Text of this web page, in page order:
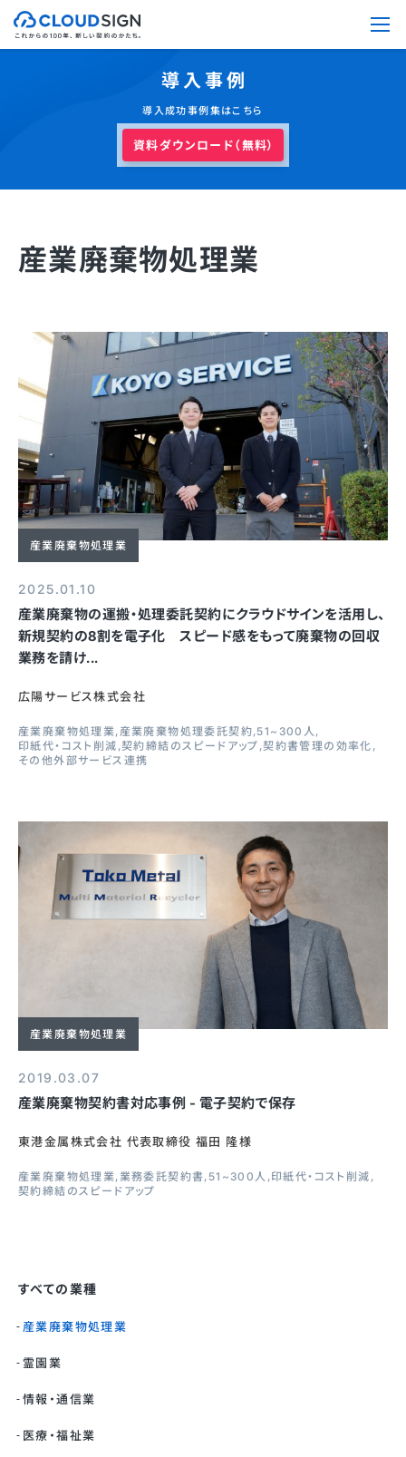
導入事例
導入成功事例集はこちら
資料ダウンロード（無料）
産業廃棄物処理業
産業廃棄物処理業
2025.01.10
産業廃棄物の運搬・処理委託契約にクラウドサインを活用し、
新規契約の8割を電子化 スピード感をもって廃棄物の回収
業務を請け...
広陽サービス株式会社
産業廃棄物処理業 産業廃棄物処理委託契約 51~300人
印紙代・コスト削減 契約締結のスピードアップ 契約書管理の効率化
その他外部サービス連携
産業廃棄物処理業
2019.03.07
産業廃棄物契約書対応事例 - 電子契約で保存
東港金属株式会社 代表取締役 福田 隆様
産業廃棄物処理業 業務委託契約書 51~300人 印紙代・コスト削減
契約締結のスピードアップ
すべての業種
産業廃棄物処理業
霊園業
情報・通信業
医療・福祉業